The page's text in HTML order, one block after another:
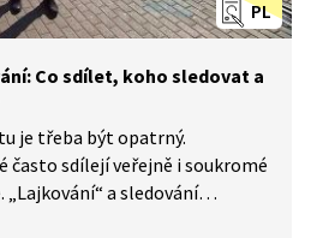
PL
Co sdílet, koho sledovat a
je třeba být opatrný.
často sdílejí veřejně i soukromé
a sledování